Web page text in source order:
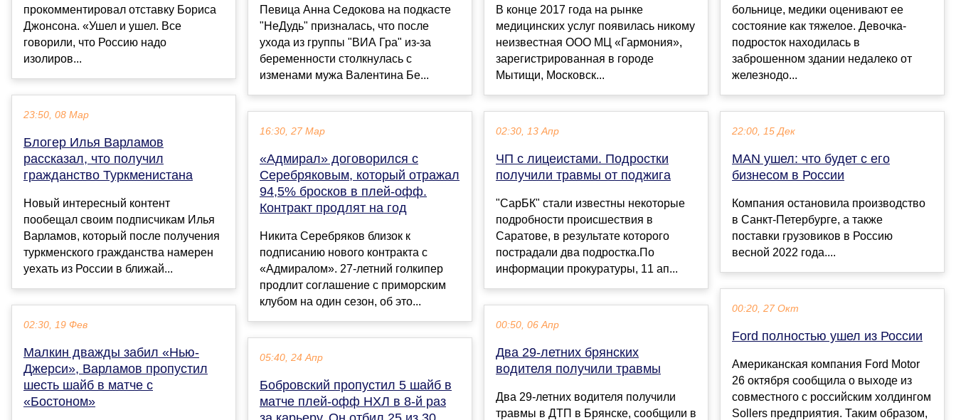
прокомментировал отставку Бориса
Джонсона. «Ушел и ушел. Все
говорили, что Россию надо
изолиров...
23:50, 08 Мар
Блогер Илья Варламов
рассказал, что получил
гражданство Туркменистана
Новый интересный контент
пообещал своим подписчикам Илья
Варламов, который после получения
туркменского гражданства намерен
уехать из России в ближай...
02:30, 19 Фев
Малкин дважды забил «Нью-
Джерси», Варламов пропустил
шесть шайб в матче с
«Бостоном»
Певица Анна Седокова на подкасте
"НеДудь" призналась, что после
ухода из группы "ВИА Гра" из-за
беременности столкнулась с
изменами мужа Валентина Бе...
16:30, 27 Мар
«Адмирал» договорился с
Серебряковым, который отражал
94,5% бросков в плей-офф.
Контракт продлят на год
Никита Серебряков близок к
подписанию нового контракта с
«Адмиралом». 27-летний голкипер
продлит соглашение с приморским
клубом на один сезон, об это...
05:40, 24 Апр
Бобровский пропустил 5 шайб в
матче плей-офф НХЛ в 8-й раз
В конце 2017 года на рынке
медицинских услуг появилась никому
неизвестная ООО МЦ «Гармония»,
зарегистрированная в городе
Мытищи, Московск...
02:30, 13 Апр
ЧП с лицеистами. Подростки
получили травмы от поджига
"СарБК" стали известны некоторые
подробности происшествия в
Саратове, в результате которого
пострадали два подростка.По
информации прокуратуры, 11 ап...
00:50, 06 Апр
Два 29-летних брянских
водителя получили травмы
Два 29-летних водителя получили
травмы в ДТП в Брянске, сообщили в
больнице, медики оценивают ее
состояние как тяжелое. Девочка-
подросток находилась в
заброшенном здании недалеко от
железнодо...
22:00, 15 Дек
MAN ушел: что будет с его
бизнесом в России
Компания остановила производство
в Санкт-Петербурге, а также
поставки грузовиков в Россию
весной 2022 года....
00:20, 27 Окт
Ford полностью ушел из России
Американская компания Ford Motor
26 октября сообщила о выходе из
совместного с российским холдингом
Sollers предприятия. Таким образом,